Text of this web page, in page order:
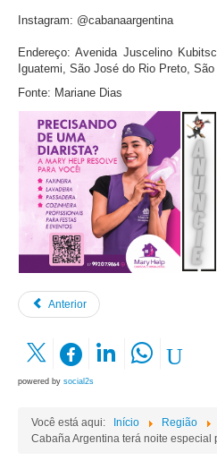
Instagram: @cabanaargentina
Endereço: Avenida Juscelino
Iguatemi, São José do Rio Preto,
Fonte: Mariane Dias
Anterior
powered by social2s
Você está aqui: Início
Região
Cabaña Argentina terá noite especial